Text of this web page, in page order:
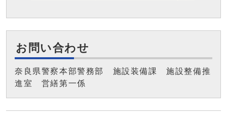
お問い合わせ
奈良県警察本部警務部 施設装備課 施設整備推
進室 営繕第一係